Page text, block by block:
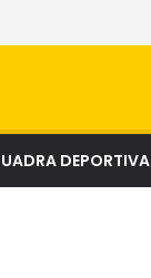
DEPORTIVA